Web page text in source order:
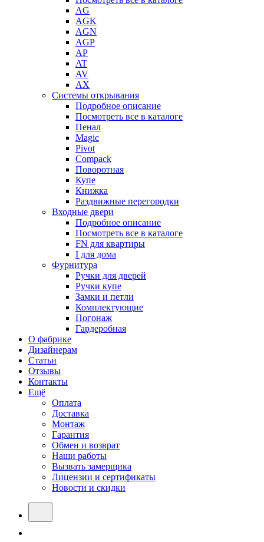
AG
AGK
AGN
AGP
AP
AT
AV
AX
Системы открывания
Подробное описание
Посмотреть все в каталоге
Пенал
Magic
Pivot
Compack
Поворотная
Купе
Книжка
Раздвижные перегородки
Входные двери
Подробное описание
Посмотреть все в каталоге
FN для квартиры
I для дома
Фурнитура
Ручки для дверей
Ручки купе
Замки и петли
Комплектующие
Погонаж
Гардеробная
О фабрике
Дизайнерам
Статьи
Отзывы
Контакты
Ещё
Оплата
Доставка
Монтаж
Гарантия
Обмен и возврат
Наши работы
Вызвать замерщика
Лицензии и сертификаты
Новости и скидки